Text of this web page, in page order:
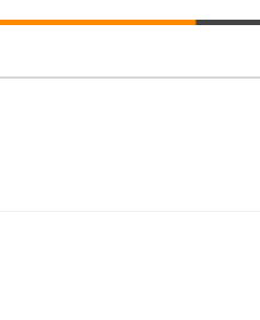
跳ね上げ式アームレスト 3Dヘッド